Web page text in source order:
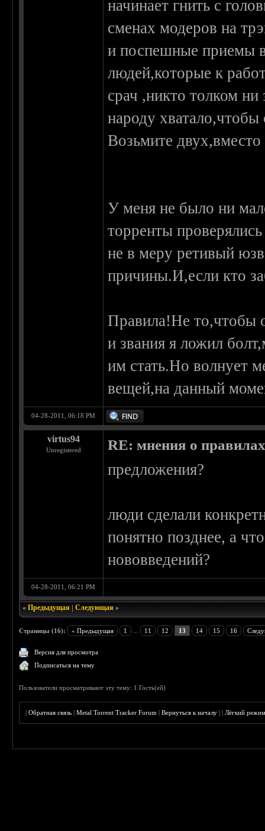
начинает гнить с
сменах модеров на
и поспешные приемы
людей,которые к
срач ,никто толком ни
народу
Возьмите
У меня не было ни
торренты
не в меру ретивый
причины.И,если кто
Правила!Не то,чтобы
и звания я ложил
им стать.Но волнует
вещей,на данный
04-28-2011, 06:18 PM
virtus94
Unregistered RE: мнения о
предложения?
люди сделали
понятно позднее, а
нововведений?
04-28-2011, 06:21 PM
«Предыдущая |Следующая »
Страницы (16): « Предыдущая 1 11 12 13 14 15 16
Версия для просмотра
Подписаться на тему
Пользователи просматривают эту тему: 1 Гость(ей)
|Обратная связь |Metal Torrent Tracker Forum |Вернуться к началу ||Лёгкий